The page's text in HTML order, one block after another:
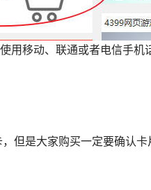
用移动、联通或者电信手机
但是大家购买一定要确认